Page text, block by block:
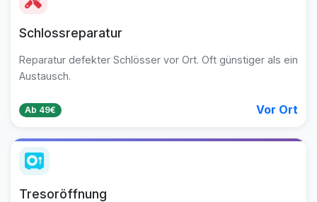
Schlossreparatur
Reparatur defekter Schlösser vor Ort. Oft günstiger als ein
Austausch.
Ab 49€ Vor Ort
Tresoröffnung